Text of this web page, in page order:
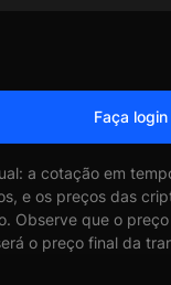
Faça
a cotação em
e os preços das
Observe que o
o preço final da